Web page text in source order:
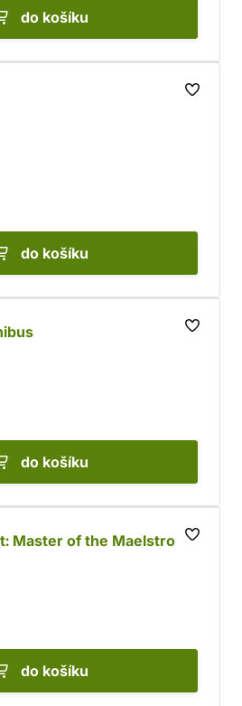
do košíku
do košíku
do košíku
Master of the Maelstrom
do košíku